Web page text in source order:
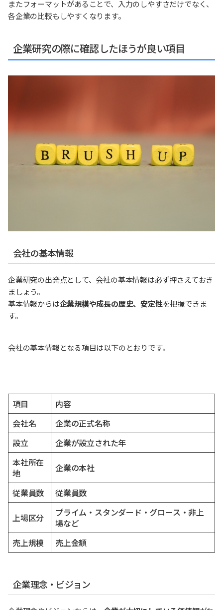
またフォーマットがあることで、入力のしやすさだけでなく、
各企業の比較もしやすくなります。
企業研究の際に確認したほうが良い項目
会社の基本情報
企業研究の出発点として、会社の基本情報は必ず押さえておき
ましょう。
基本情報からは企業規模や成長の歴史、安定性を把握できま
す。
会社の基本情報となる項目は以下のとおりです。
項目
内容
会社名
企業の正式名称
設立
企業が設立された年
本社所在
地
企業の本社
従業員数 従業員数
上場区分
プライム・スタンダード・グロース・非上
場など
売上規模
売上金額
企業理念・ビジョン